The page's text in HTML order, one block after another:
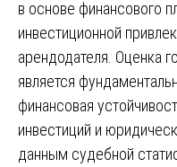
в основе финансового
инвестиционной
арендодателя. Оценка
является
финансовая
инвестиций и
данным судебной